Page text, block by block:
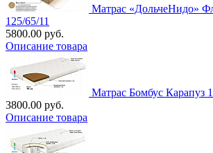
Матрас «ДольчеНидо»
125/65/11
5800.00 руб.
Описание товара
Матрас Бомбус Карапуз
3800.00 руб.
Описание товара